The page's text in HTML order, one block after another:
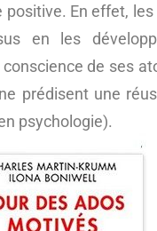
En effet,
en les
de ses
prédisent une
psychologie).